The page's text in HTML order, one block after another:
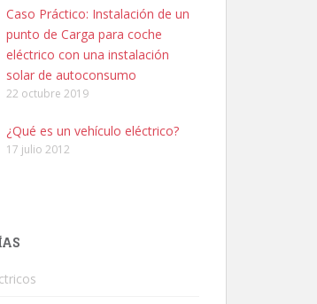
Caso Práctico: Instalación de un
punto de Carga para coche
eléctrico con una instalación
solar de autoconsumo
22 octubre 2019
¿Qué es un vehículo eléctrico?
17 julio 2012